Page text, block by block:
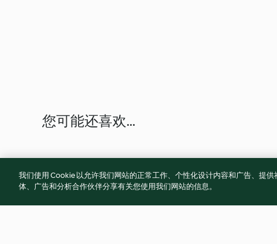
您可能还喜欢...
我们使用 Cookie 以允许我们网站的正常工作、个性化设计内容和广告、提
体、广告和分析合作伙伴分享有关您使用我们网站的信息。